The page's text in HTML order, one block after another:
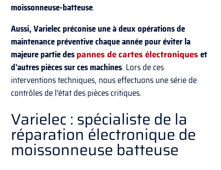
moissonneuse-batteuse.
Aussi, Varielec préconise une à deux opérations de
maintenance préventive chaque année pour éviter la
majeure partie despannes de cartes électroniqueset
d’autres pièces sur ces machines. Lors de ces
interventions techniques, nous effectuons une série de
contrôles de l’état des pièces critiques.
Varielec : spécialiste de la
réparation électronique de
moissonneuse batteuse